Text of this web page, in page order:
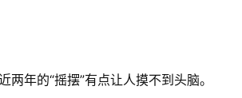
两年的“摇摆”有点让人摸不到头脑。